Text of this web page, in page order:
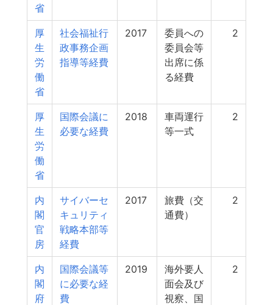
省
厚
生
労
働
省
社会福祉行
政事務企画
指導等経費
2017
委員への
委員会等
出席に係
る経費
2
厚
生
労
働
省
国際会議に
必要な経費
2018
車両運行
等一式
2
内
閣
官
房
サイバーセ
キュリティ
戦略本部等
経費
2017
旅費（交
通費）
2
内
閣
府
国際会議等
に必要な経
費
2019
海外要人
面会及び
視察、国
2